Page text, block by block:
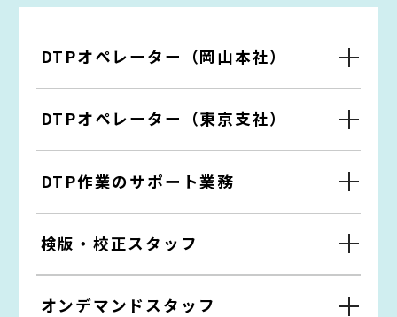
DTPオペレーター（岡山本社）
DTPオペレーター（東京支社）
DTP作業のサポート業務
検版・校正スタッフ
オンデマンドスタッフ